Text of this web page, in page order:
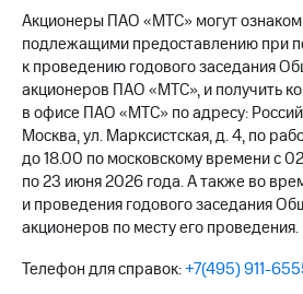
акций
Дивиденды
Рынок
облигаций
Описание
Еврооблигации-2023
Уведомление
о
погашении
именных
Другое
Акционеры ПАО «МТС» могут
подлежащими предоставлению при
к проведению годового заседания
акционеров ПАО «МТС», и получить
в офисе ПАО «МТС» по адресу:
Москва, ул. Марксистская, д. 4, по
до 18.00 по московскому времени с
по 23 июня 2026 года. А также во
и проведения годового заседания
акционеров по месту его проведения.
Телефон для справок:+7(495) 911-